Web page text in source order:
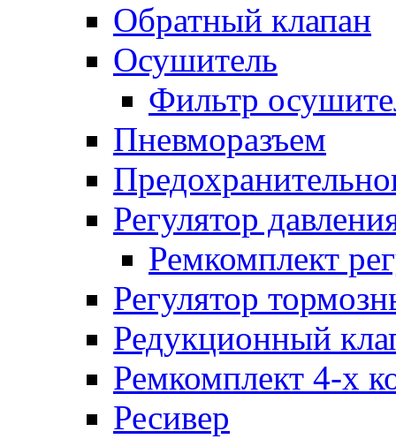
Обратный клапан
Осушитель
Фильтр
Пневморазъем
Регулятор
Ремкомплект
Регулятор
Редукционный
Ремкомплект 4-х
Ресивер